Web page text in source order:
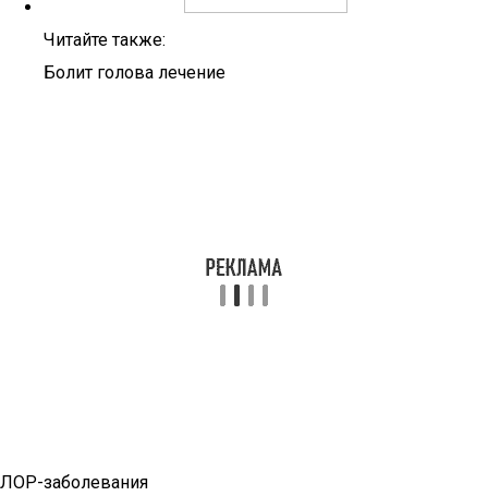
Читайте также:
Болит голова лечение
ЛОР-заболевания